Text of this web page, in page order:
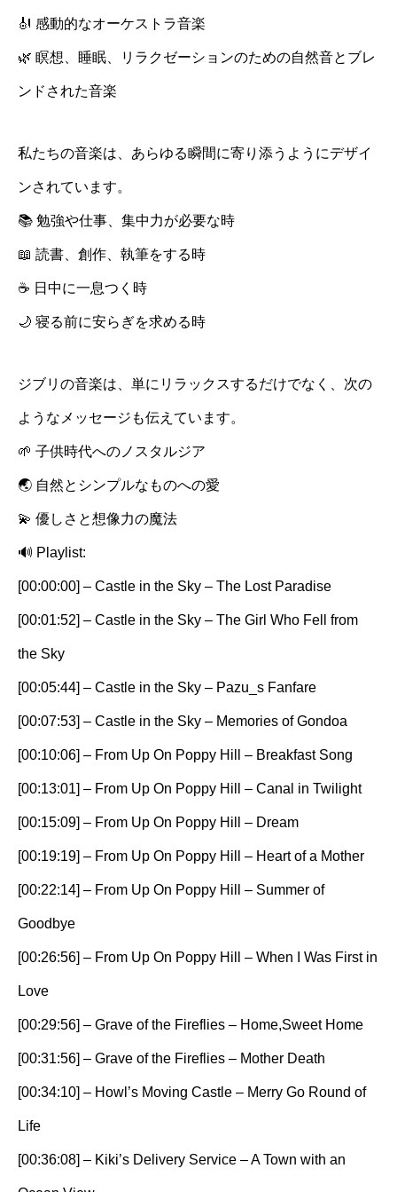
🎻 感動的なオーケストラ音楽
🌿 瞑想、睡眠、リラクゼーションのための自然音とブレ
ンドされた音楽
私たちの音楽は、あらゆる瞬間に寄り添うようにデザイ
ンされています。
📚 勉強や仕事、集中力が必要な時
📖 読書、創作、執筆をする時
☕ 日中に一息つく時
🌙 寝る前に安らぎを求める時
ジブリの音楽は、単にリラックスするだけでなく、次の
ようなメッセージも伝えています。
🌱 子供時代へのノスタルジア
🌏 自然とシンプルなものへの愛
💫 優しさと想像力の魔法
🔊 Playlist:
[00:00:00] – Castle in the Sky – The Lost Paradise
[00:01:52] – Castle in the Sky – The Girl Who Fell from
the Sky
[00:05:44] – Castle in the Sky – Pazu_s Fanfare
[00:07:53] – Castle in the Sky – Memories of Gondoa
[00:10:06] – From Up On Poppy Hill – Breakfast Song
[00:13:01] – From Up On Poppy Hill – Canal in Twilight
[00:15:09] – From Up On Poppy Hill – Dream
[00:19:19] – From Up On Poppy Hill – Heart of a Mother
[00:22:14] – From Up On Poppy Hill – Summer of
Goodbye
[00:26:56] – From Up On Poppy Hill – When I Was First in
Love
[00:29:56] – Grave of the Fireflies – Home,Sweet Home
[00:31:56] – Grave of the Fireflies – Mother Death
[00:34:10] – Howl’s Moving Castle – Merry Go Round of
Life
[00:36:08] – Kiki’s Delivery Service – A Town with an